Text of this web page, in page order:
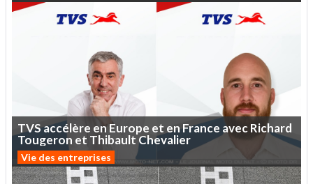
TVSaccélère enEurope et enFrance avecRichard
Tougeron et Thibault Chevalier
Vie des entreprises